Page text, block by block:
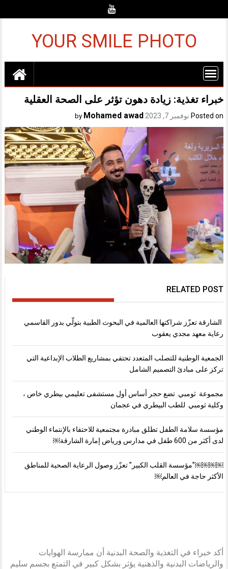
YOUR SMILE PHOTO
خبراء تغذية: زيادة دهون تؤثر على الصحة العقلية
Posted on نوفمبر 7, 2023 Mohamed awad
RELATED POST
الشارقة تعزّز شراكتها العالمية في البحوث الطبية بتولّي بدور القاسمي
رعاية معهد مجدي يعقوب
الجمعية الوطنية للتصلب المتعدد تحتفي بمشاريع الطلاب الإبداعية التي
تركز على مبادئ التصميم الشامل
مجموعة ثومبي تضع حجر أساس أول مستشفى تعليمي بيطري خاص ،
وكلية ثومبي للطب البيطري في عجمان
مؤسسة سلامة الطفل تطلق مبادرة مجتمعية للاحتفاء بالإنتماء الوطني
لدى أكثر من 600 طفل في مدارس ورياض إمارة الشارقة￼
￼￼￼￼”مؤسسة القلب الكبير” تعزّز وصول الرعاية الصحية للمناطق
الأكثر حاجة في العالم￼
أكد خبراء في التغذية والصحة البدنية أن ممارسة الهوايات
والرياضات البدنية والذهنية يؤثر بشكل كبير في التمتع بجسم سليم